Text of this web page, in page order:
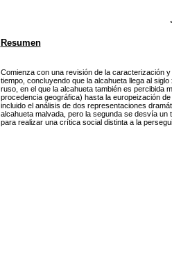
Resumen
Comienza con una revisión de la caracterización
tiempo, concluyendo que la alcahueta llega al
ruso, en el que la alcahueta también es percibida
procedencia geográfica) hasta la europeización
incluido el análisis de dos representaciones
alcahueta malvada, pero la segunda se desvía un
para realizar una crítica social distinta a la